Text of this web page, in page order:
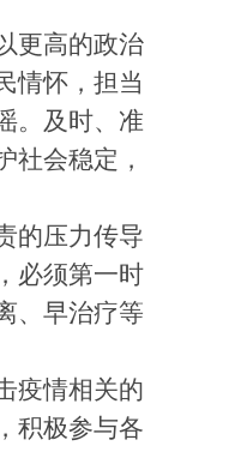
更高的政治
情怀，担当
。及时、准
会稳定，
的压力传导
必须第一时
、早治疗等
疫情相关的
积极参与各